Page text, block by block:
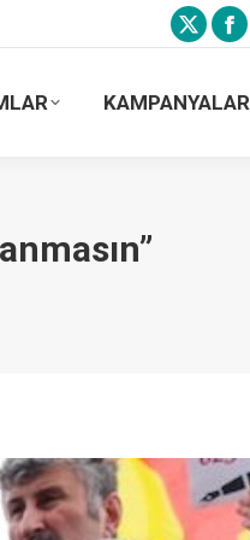
KAMPANYALAR